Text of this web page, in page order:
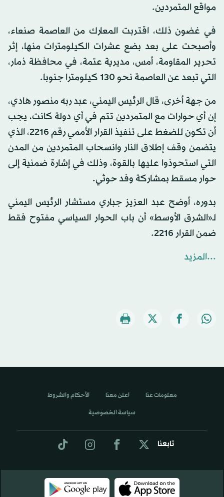
مواقع المتمردين.
في غضون ذلك، اقتربت المعارك من العاصمة صنعاء،
وأصبحت على بعد بضع عشرات الكيلومترات منها، إثر
تحرير المقاومة، أمس، مديرية عتمة، في محافظة ذمار،
التي تبعد عن العاصمة نحو 130 كيلومترا جنوبا.
من جهة أخرى، قال الرئيس اليمني، عبد ربه منصور هادي،
إن أي حوارات مع المتمردين تتم في أي دولة كانت، يجب
أن تكون للضغط على تنفيذ القرار الأممي رقم 2216، الذي
يتضمن وقف إطلاق النار وانسحاب المتمردين من المدن
التي استحوذوا عليها بالقوة، وذلك في إشارة ضمنية إلى
حوار مسقط بمشاركة وفد حوثي.
بدوره، أوضح عبد العزيز جباري مستشار الرئيس اليمني
لـ«الشرق الأوسط» أن باب الحوار السياسي مفتوح فقط
ضمن القرار 2216.
...المزيد
تابعنا
معلومات عنا اعلن معنا الأحكام والشروط
سياسة الخصوصية